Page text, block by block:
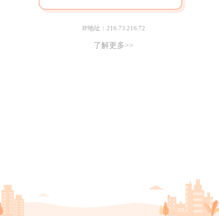
IP地址：216.73.216.72
了解更多>>